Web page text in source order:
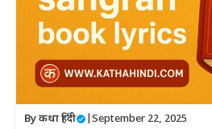
Byकथा हिंदी September 22, 2025